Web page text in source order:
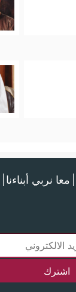
معا نربي أبناءنا